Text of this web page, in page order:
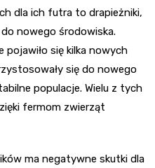
dla ich futra to drapieżniki,
nowego środowiska.
pojawiło się kilka nowych
się do nowego
populacje. Wielu z tych
fermom zwierząt
ma negatywne skutki dla